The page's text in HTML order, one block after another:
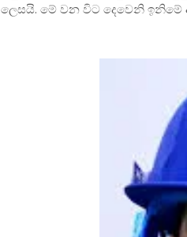
ලෙසයි. මේ වන විට දෙවෙනි ඉනිමේ